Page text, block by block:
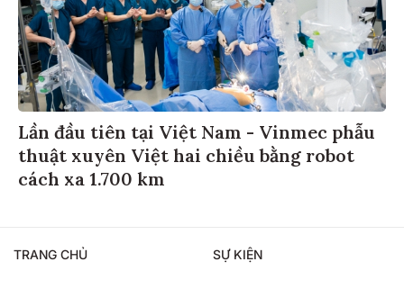
Lần đầu tiên tại Việt Nam - Vinmec phẫu
thuật xuyên Việt hai chiều bằng robot
cách xa 1.700 km
TRANG CHỦ SỰ KIỆN